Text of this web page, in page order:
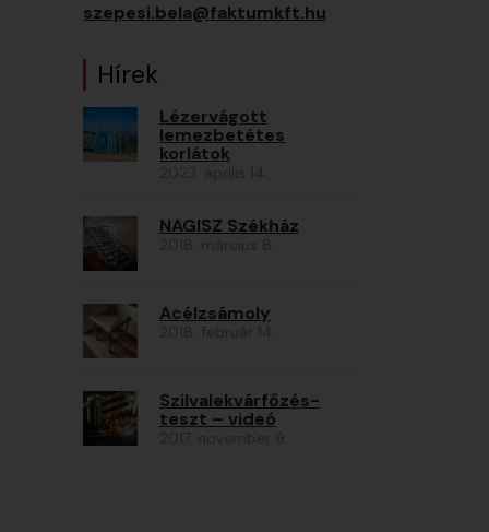
szepesi.bela@faktumkft.hu
Hírek
Lézervágott
lemezbetétes
korlátok
NAGISZ Székház
Acélzsámoly
Szilvalekvárfőzés-
teszt – videó